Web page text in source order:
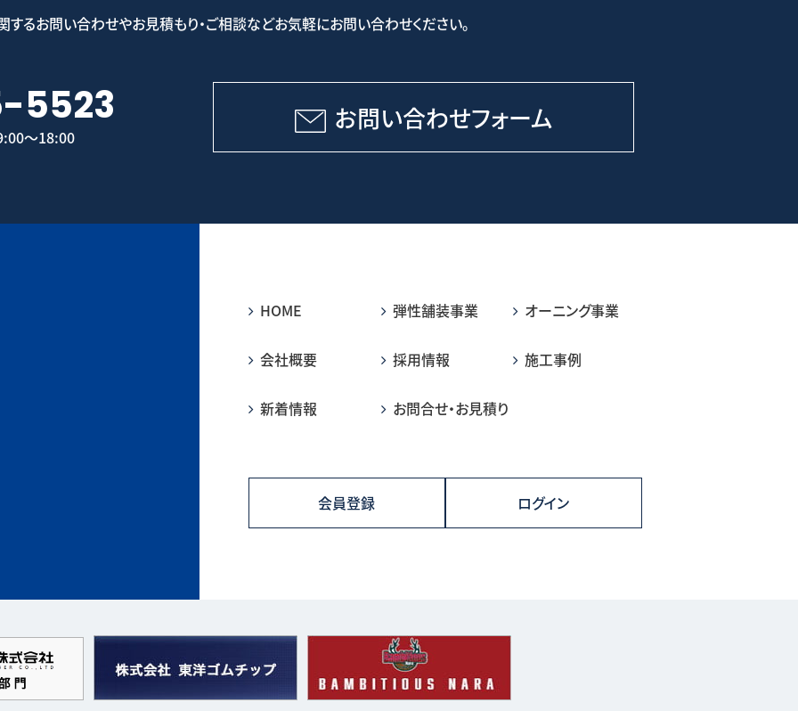
するお問い合わせやお見積もり・ご相談などお気軽にお問い合わせください。
5523
～18:00
お問い合わせフォーム
HOME 弾性舗装事業 オーニング事業
会社概要 採用情報 施工事例
新着情報 お問合せ・お見積り
会員登録 ログイン